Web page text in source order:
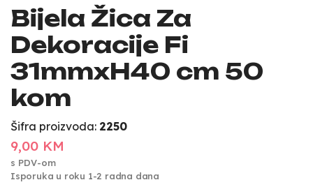
Bijela Žica Za
Dekoracije Fi
31mmxH40 cm 50
kom
Šifra proizvoda: 2250
9,00 KM
s PDV-om
Isporuka u roku 1-2 radna dana